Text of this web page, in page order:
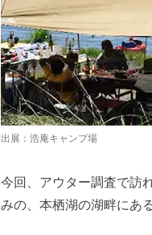
出展： 浩庵キャンプ場
今回、アウター調査で訪
みの、本栖湖の湖畔にあ